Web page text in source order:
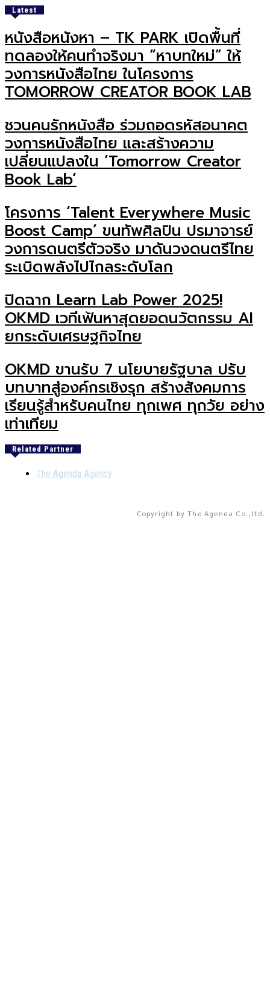
Latest
หนังสือหนังหา – TK PARK เปิดพื้นที่
ทดลองให้คนทำจริงมา “หาบทใหม่” ให้
วงการหนังสือไทย ในโครงการ
TOMORROW CREATOR BOOK LAB
ชวนคนรักหนังสือ ร่วมถอดรหัสอนาคต
วงการหนังสือไทย และสร้างความ
เปลี่ยนแปลงใน ‘Tomorrow Creator
Book Lab’
โครงการ ‘Talent Everywhere Music
Boost Camp’ ขนทัพศิลปิน ปรมาจารย์
วงการดนตรีตัวจริง มาดันวงดนตรีไทย
ระเบิดพลังไปไกลระดับโลก
ปิดฉาก Learn Lab Power 2025!
OKMD เวทีเฟ้นหาสุดยอดนวัตกรรม AI
ยกระดับเศรษฐกิจไทย
OKMD ขานรับ 7 นโยบายรัฐบาล ปรับ
บทบาทสู่องค์กรเชิงรุก สร้างสังคมการ
เรียนรู้สำหรับคนไทย ทุกเพศ ทุกวัย อย่าง
เท่าเทียม
Related Partner
The Agenda Agency
Copyright by The Agenda Co.,ltd.